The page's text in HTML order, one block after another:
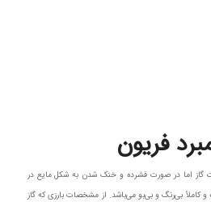
فریون
گاز اما در صورت فشرده و خنک شدن به شکل مایع در
کاملاً بی‌رنگ و بی‌بو می‌باشد. از مشخصات بارزی که گاز